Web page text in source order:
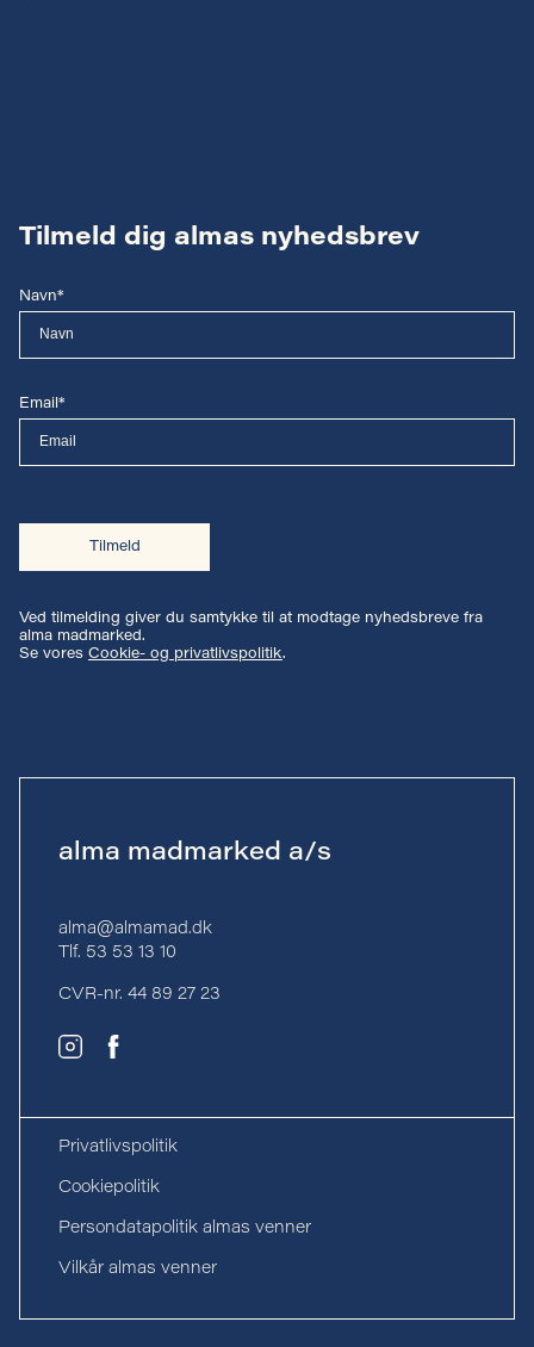
Tilmeld dig almas nyhedsbrev
Navn*
Email*
Tilmeld
Ved tilmelding giver du samtykke til at modtage nyhedsbreve fra
alma madmarked.
Se vores Cookie- og privatlivspolitik.
alma madmarked a/s
alma@almamad.dk
Tlf. 53 53 13 10
CVR-nr. 44 89 27 23
Privatlivspolitik
Cookiepolitik
Persondatapolitik almas venner
Vilkår almas venner